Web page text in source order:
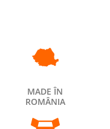
MADE ÎN
ROMÂNIA